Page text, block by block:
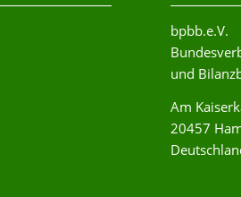
bpbb.e.V.
und
Am
20457